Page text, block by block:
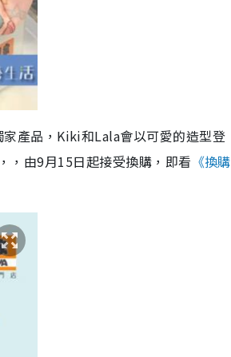
產品，Kiki和Lala會以可愛的造型登
，由9月15日起接受換購，即看 《換購